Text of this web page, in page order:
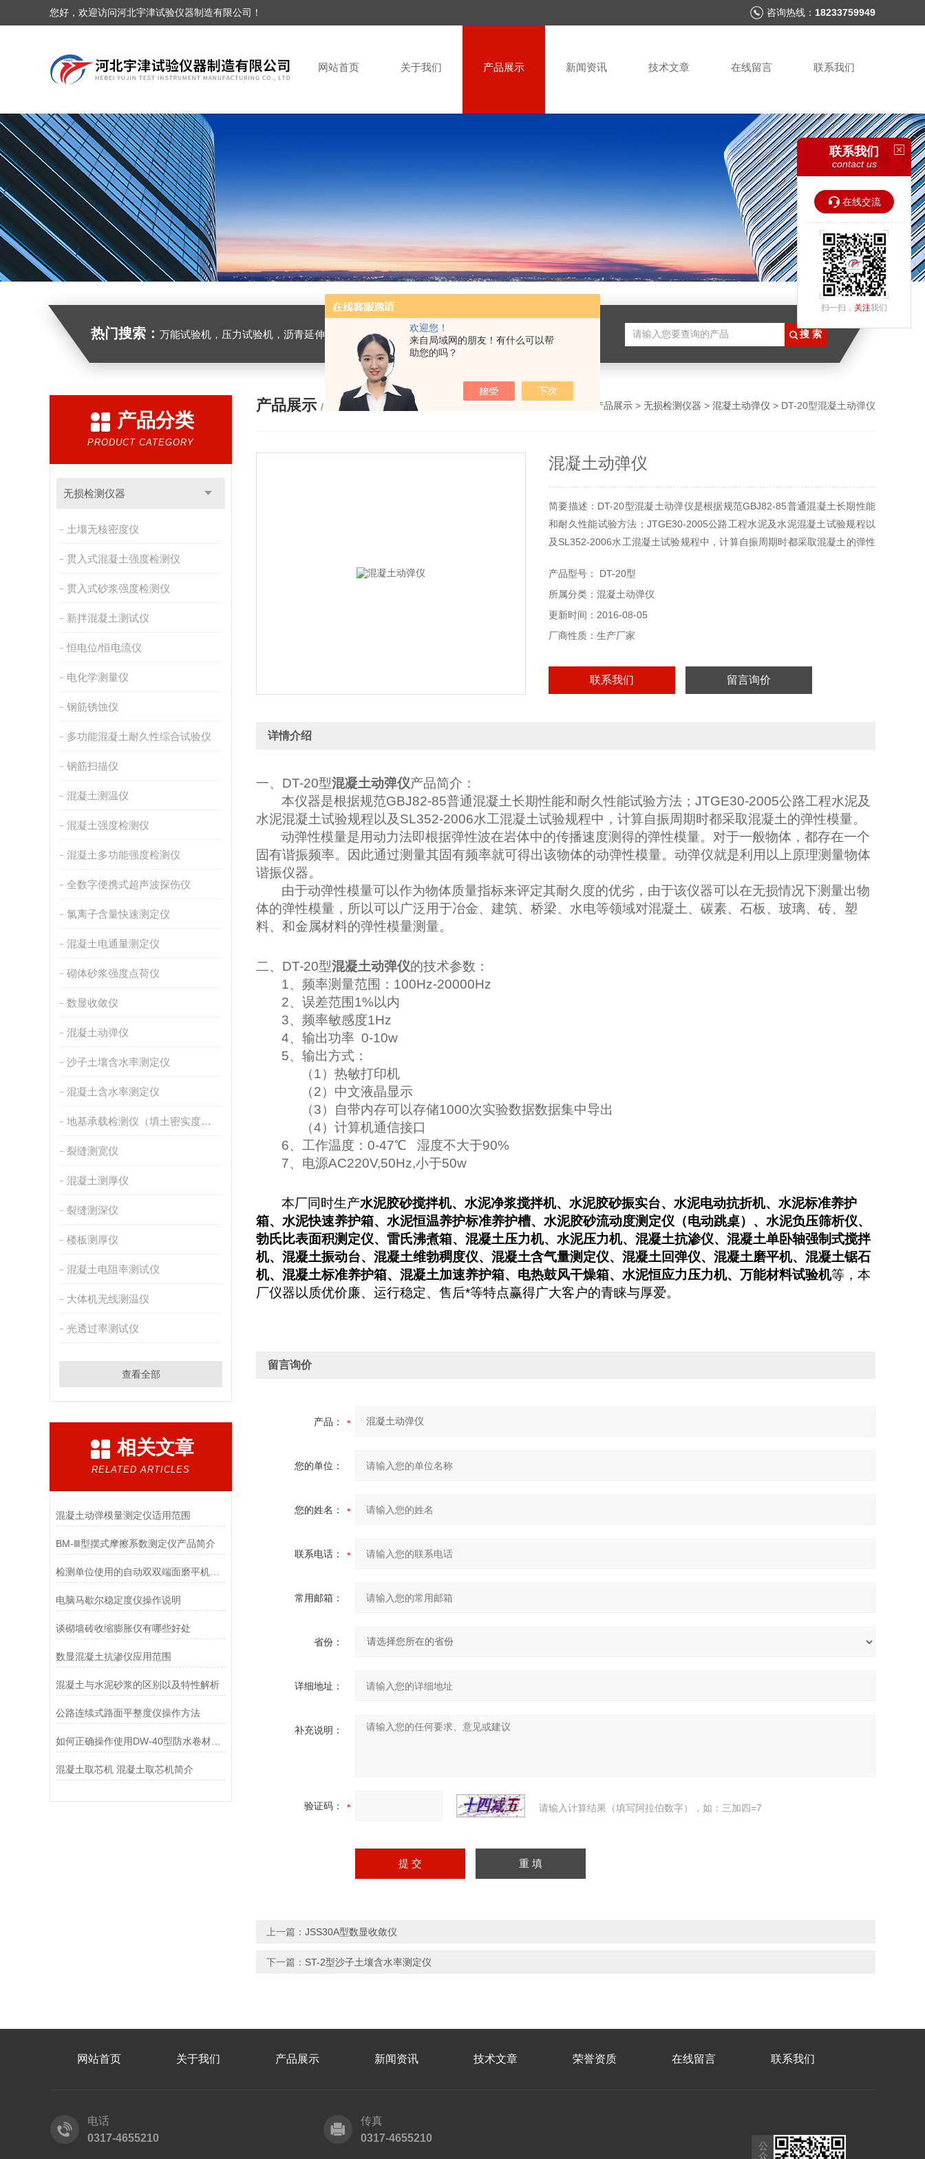
欢迎您！
来自局域网的朋友！有什么可以帮
助您的吗？
您好，欢迎访问河北宇津试验仪器制造有限公司！ 咨询热线： 18233759949
网站首页 关于我们 产品展示 新闻资讯 技术文章 在线留言 联系我们
热门搜索： 万能试验机，压力试验机，沥青延伸度测定仪，沥青混合料拌合机，全自动沥青混合料离心式抽提仪，马歇尔电动击实仪，车辙试验成型机，连续式路面八轮平整度仪，商品混凝土搅拌站试验仪器，试模
产品分类
PRODUCT CATEGORY
无损检测仪器
土壤无核密度仪
贯入式混凝土强度检测仪
贯入式砂浆强度检测仪
新拌混凝土测试仪
恒电位/恒电流仪
电化学测量仪
钢筋锈蚀仪
多功能混凝土耐久性综合试验仪
钢筋扫描仪
混凝土测温仪
混凝土强度检测仪
混凝土多功能强度检测仪
全数字便携式超声波探伤仪
氯离子含量快速测定仪
混凝土电通量测定仪
砌体砂浆强度点荷仪
数显收敛仪
混凝土动弹仪
沙子土壤含水率测定仪
混凝土含水率测定仪
地基承载检测仪（填土密实度测定仪）
裂缝测宽仪
混凝土测厚仪
裂缝测深仪
楼板测厚仪
混凝土电阻率测试仪
大体机无线测温仪
光透过率测试仪
查看全部
相关文章
RELATED ARTICLES
混凝土动弹模量测定仪适用范围
BM-Ⅲ型摆式摩擦系数测定仪产品简介
检测单位使用的自动双双端面磨平机安装
电脑马歇尔稳定度仪操作说明
谈砌墙砖收缩膨胀仪有哪些好处
数显混凝土抗渗仪应用范围
混凝土与水泥砂浆的区别以及特性解析
公路连续式路面平整度仪操作方法
如何正确操作使用DW-40型防水卷材低温试验箱
混凝土取芯机 混凝土取芯机简介
产品展示 / PRODUCTS 产品展示 > 无损检测仪器 > 混凝土动弹仪 > DT-20型混凝土动弹仪
混凝土动弹仪
简要描述：DT-20型混凝土动弹仪是根据规范GBJ82-85普通混凝土长期性能
和耐久性能试验方法；JTGE30-2005公路工程水泥及水泥混凝土试验规程以
及SL352-2006水工混凝土试验规程中，计算自振周期时都采取混凝土的弹性
产品型号： DT-20型
所属分类：混凝土动弹仪
更新时间：2016-08-05
厂商性质：生产厂家
联系我们 留言询价
详情介绍
一、 DT-20型混凝土动弹仪产品简介：
本仪器是根据规范GBJ82-85普通混凝土长期性能和耐久性能试验方法；JTGE30-2005公路工程水泥及
水泥混凝土试验规程以及SL352-2006水工混凝土试验规程中，计算自振周期时都采取混凝土的弹性模量。
动弹性模量是用动力法即根据弹性波在岩体中的传播速度测得的弹性模量。对于一般物体，都存在一个
固有谐振频率。因此通过测量其固有频率就可得出该物体的动弹性模量。动弹仪就是利用以上原理测量物体
谐振仪器。
由于动弹性模量可以作为物体质量指标来评定其耐久度的优劣，由于该仪器可以在无损情况下测量出物
体的弹性模量，所以可以广泛用于冶金、建筑、桥梁、水电等领域对混凝土、碳素、石板、玻璃、砖、塑
料、和金属材料的弹性模量测量。
二、 DT-20型混凝土动弹仪的技术参数：
1、频率测量范围： 100Hz-20000Hz
2、误差范围1%以内
3、频率敏感度1Hz
4、输出功率 0-10w
5、输出方式：
（1）热敏打印机
（2） 中文液晶显示
（3） 自带内存可以存储1000次实验数据数据集中导出
（4）计算机通信接口
6、工作温度：0-47℃ 湿度不大于90%
7、电源AC220V,50Hz,小于50w
本厂同时生产水泥胶砂搅拌机、水泥净浆搅拌机、水泥胶砂振实台、水泥电动抗折机、水泥标准养护
箱、水泥快速养护箱、水泥恒温养护标准养护槽、水泥胶砂流动度测定仪（电动跳桌）、水泥负压筛析仪、
勃氏比表面积测定仪、雷氏沸煮箱、混凝土压力机、水泥压力机、混凝土抗渗仪、混凝土单卧轴强制式搅拌
机、混凝土振动台、混凝土维勃稠度仪、混凝土含气量测定仪、混凝土回弹仪、混凝土磨平机、混凝土锯石
机、混凝土标准养护箱、混凝土加速养护箱、电热鼓风干燥箱、水泥恒应力压力机、万能材料试验机等，本
厂仪器以质优价廉、运行稳定、售后*等特点赢得广大客户的青睐与厚爱。
留言询价
产品：
您的单位：
您的姓名：
联系电话：
常用邮箱：
省份：
详细地址：
补充说明：
验证码： 请输入计算结果（填写阿拉伯数字），如：三加四=7
上一篇： JSS30A型数显收敛仪
下一篇： ST-2型沙子土壤含水率测定仪
网站首页 关于我们 产品展示 新闻资讯 技术文章 荣誉资质 在线留言 联系我们
电话
0317-4655210
传真
0317-4655210
公
众
联系我们
contact us
在线交流
扫一扫， 关注我们